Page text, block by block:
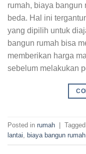
rumah, biaya bangun
beda. Hal ini
yang dipilih untuk
bangun rumah bisa
memberikan harga
sebelum melakukan
Posted in rumah Tagged
lantai
biaya bangun